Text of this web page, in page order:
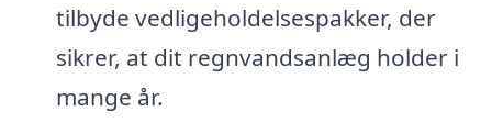
tilbyde vedligeholdelsespakker, der
sikrer, at dit regnvandsanlæg holder i
mange år.